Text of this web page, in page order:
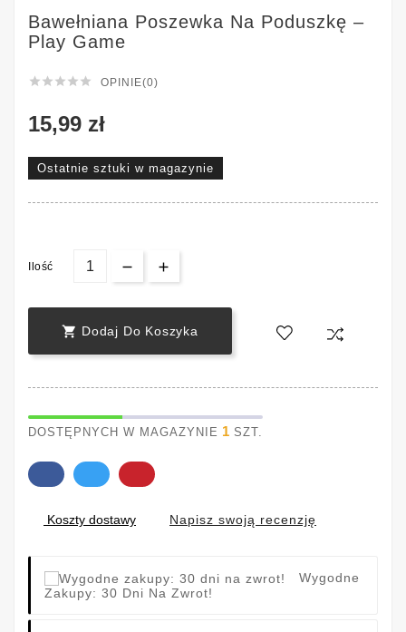
Bawełniana Poszewka Na Poduszkę –
Play Game
     OPINIE(0)
15,99 zł
Ostatnie sztuki w magazynie
Ilość
 Dodaj Do Koszyka
DOSTĘPNYCH W MAGAZYNIE 1 SZT.
Koszty dostawy Napisz swoją recenzję
Wygodne
Zakupy: 30 Dni Na Zwrot!